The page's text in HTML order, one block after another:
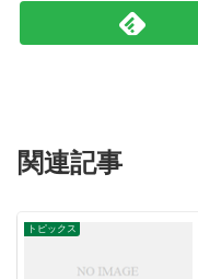
関連記事
トピックス